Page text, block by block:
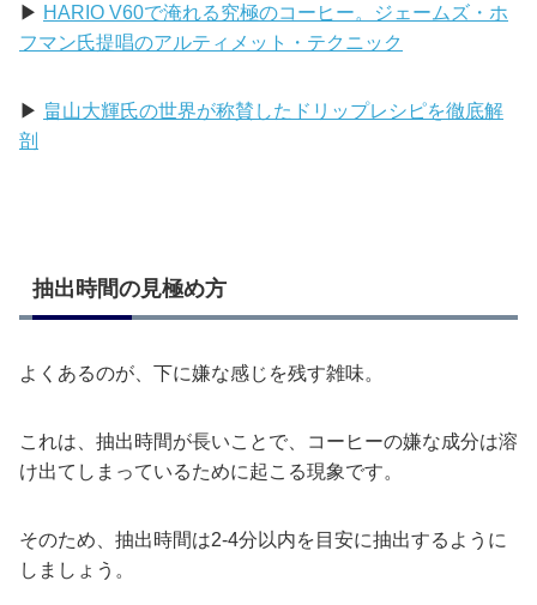
▶ HARIO V60で淹れる究極のコーヒー。ジェームズ・ホ
フマン氏提唱のアルティメット・テクニック
▶ 畠山大輝氏の世界が称賛したドリップレシピを徹底解
剖
抽出時間の見極め方
よくあるのが、下に嫌な感じを残す雑味。
これは、抽出時間が長いことで、コーヒーの嫌な成分は溶
け出てしまっているために起こる現象です。
そのため、抽出時間は2-4分以内を目安に抽出するように
しましょう。